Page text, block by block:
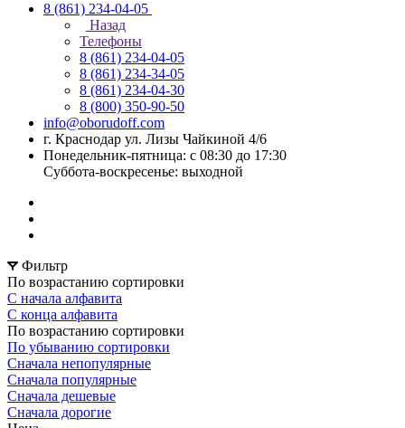
8 (861) 234-04-05
Назад
Телефоны
8 (861) 234-04-05
8 (861) 234-34-05
8 (861) 234-04-30
8 (800) 350-90-50
info@oborudoff.com
г. Краснодар ул. Лизы Чайкиной 4/6
Понедельник-пятница: с 08:30 до 17:30
Суббота-воскресенье: выходной
Фильтр
По возрастанию сортировки
С начала алфавита
С конца алфавита
По возрастанию сортировки
По убыванию сортировки
Сначала непопулярные
Сначала популярные
Сначала дешевые
Сначала дорогие